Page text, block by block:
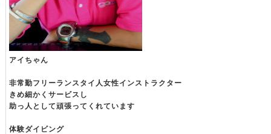
アイちゃん
非常勤フリーランスタイ人女性インストラクター
きめ細かくサービスし
助っ人として頑張ってくれています
体験ダイビング